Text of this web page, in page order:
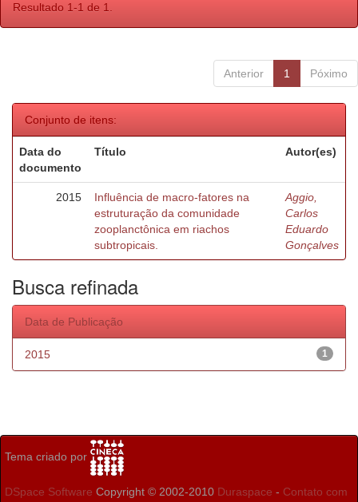
Resultado 1-1 de 1.
Anterior 1 Póximo
Conjunto de itens:
Data do
documento
Título Autor(es)
2015
Influência de macro-fatores na
estruturação da comunidade
zooplanctônica em riachos
subtropicais.
Aggio,
Carlos
Eduardo
Gonçalves
Busca refinada
Data de Publicação
1
2015
Tema criado por
DSpace Software Copyright © 2002-2010 Duraspace - Contato com